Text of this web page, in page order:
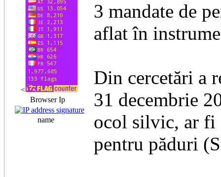
<
Browser Ip
name
3 mandate de
aflat în
Din cercetări a
31 decembrie
ocol silvic, ar fi
pentru păduri